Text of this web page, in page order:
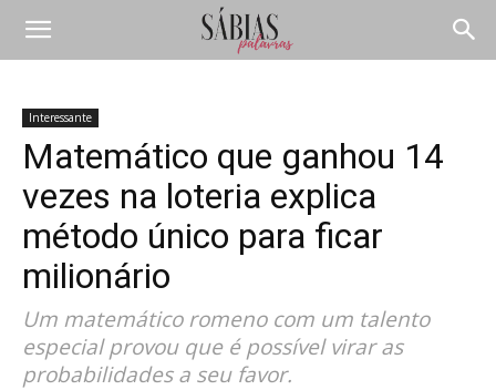
Interessante
Matemático que ganhou 14
vezes na loteria explica
método único para ficar
milionário
Um matemático romeno com um talento
especial provou que é possível virar as
probabilidades a seu favor.